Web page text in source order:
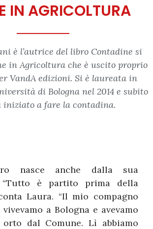
IN AGRICOLTURA
è l’autrice del libro Contadine si
in Agricoltura che è uscito proprio
VandA edizioni. Si è laureata in
di Bologna nel 2014 e subito
iniziato a fare la contadina.
nasce anche dalla sua
“Tutto è partito prima della
Laura. “Il mio compagno
a Bologna e avevamo
dal Comune. Lì abbiamo